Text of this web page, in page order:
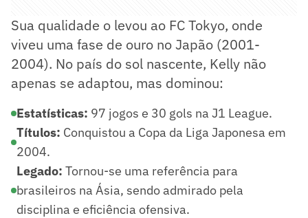
Sua qualidade o levou ao FC Tokyo, onde
viveu uma fase de ouro no Japão (2001-
2004). No país do sol nascente, Kelly não
apenas se adaptou, mas dominou:
Estatísticas: 97 jogos e 30 gols na J1 League.
Títulos: Conquistou a Copa da Liga Japonesa em
2004.
Legado: Tornou-se uma referência para
brasileiros na Ásia, sendo admirado pela
disciplina e eficiência ofensiva.